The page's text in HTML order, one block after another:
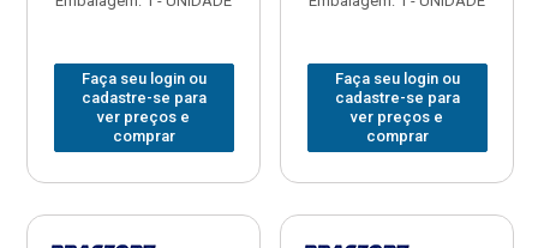
Faça seu login ou
cadastre-se para
ver preços e
comprar
Faça seu login ou
cadastre-se para
ver preços e
comprar